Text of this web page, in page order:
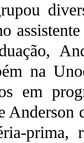
na
em
prima,